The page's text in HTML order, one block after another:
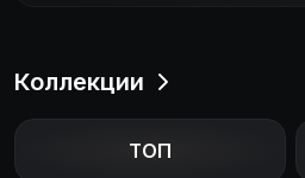
Коллекции
ТОП